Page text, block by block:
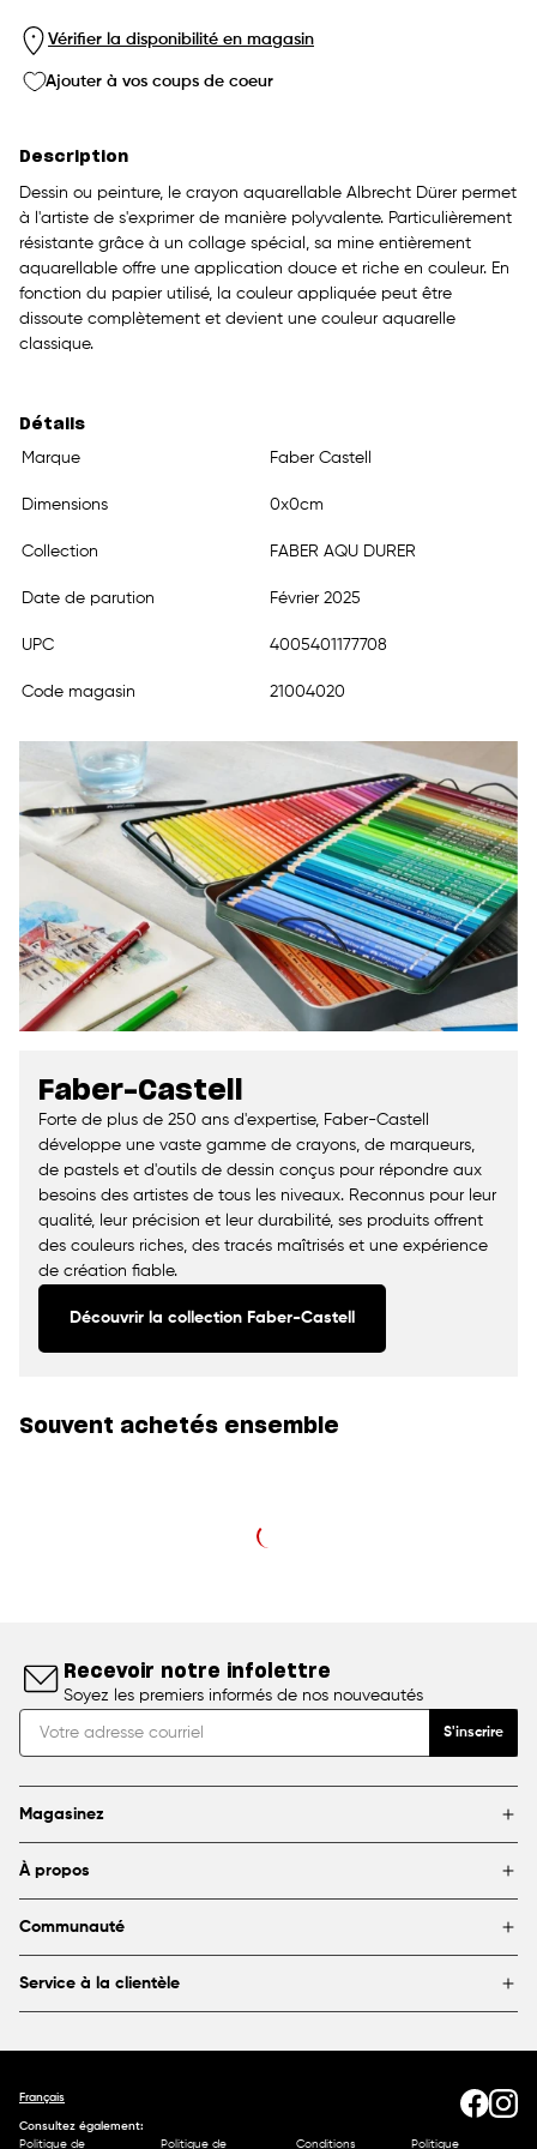
Vérifier la disponibilité en magasin
Ajouter à vos coups de coeur
Description
Dessin ou peinture, le crayon aquarellable Albrecht Dürer permet
à l'artiste de s'exprimer de manière polyvalente. Particulièrement
résistante grâce à un collage spécial, sa mine entièrement
aquarellable offre une application douce et riche en couleur. En
fonction du papier utilisé, la couleur appliquée peut être
dissoute complètement et devient une couleur aquarelle
classique.
Détails
Marque
Faber Castell
Dimensions 0x0cm
Collection FABER AQU DURER
Date de parution Février 2025
UPC 4005401177708
Code magasin 21004020
Faber-Castell
Forte de plus de 250 ans d'expertise, Faber-Castell
développe une vaste gamme de crayons, de marqueurs,
de pastels et d'outils de dessin conçus pour répondre aux
besoins des artistes de tous les niveaux. Reconnus pour leur
qualité, leur précision et leur durabilité, ses produits offrent
des couleurs riches, des tracés maîtrisés et une expérience
de création fiable.
Découvrir la collection Faber-Castell
Souvent achetés ensemble
Recevoir notre infolettre
Soyez les premiers informés de nos nouveautés
S'inscrire
Magasinez
Marques
Blogue
À propos
Magasins
Partenariats et commandites
Communauté
FAQ
Service à la clientèle
Français
Consultez également:
Politique de
Politique de Conditions Politique